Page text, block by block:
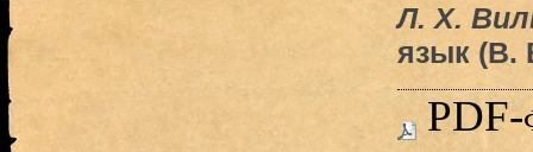
Л. X.
язык (В.
PDF-